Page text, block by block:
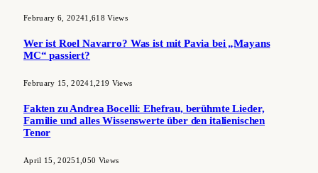
February 6, 20241,618Views
Wer ist Roel Navarro? Was ist mit Pavia bei „Mayans
MC“ passiert?
February 15, 20241,219 Views
Fakten zu Andrea Bocelli: Ehefrau, berühmte Lieder,
Familie und alles Wissenswerte über den italienischen
Tenor
April 15, 2025 1,050 Views